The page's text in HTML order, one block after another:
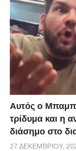
να προτιμήσει
χωρισμό. Δείτε
σας..
via
Αυτός ο
τρίδυμα και η
διάσημο στο
27 ΔΕΚΕΜΒΡΊΟΥ,